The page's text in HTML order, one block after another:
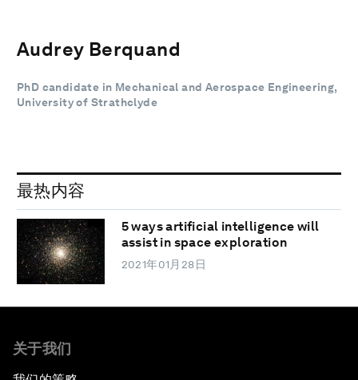
Audrey Berquand
PhD candidate in Mechanical and Aerospace Engineering,
University of Strathclyde
最热内容
5 ways artificial intelligence will
assist in space exploration
2021年01月28日
关于我们